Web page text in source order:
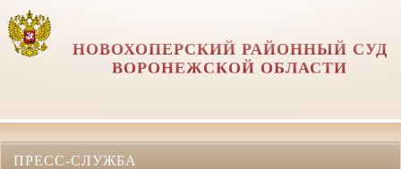
НОВОХОПЕРСКИЙ РАЙОННЫЙ СУД
ВОРОНЕЖСКОЙ ОБЛАСТИ
ПРЕСС-СЛУЖБА